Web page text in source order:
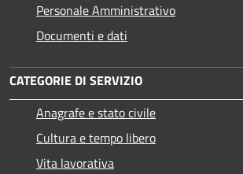
Personale Amministrativo
Documenti e dati
CATEGORIE DI SERVIZIO
Anagrafe e stato civile
Cultura e tempo libero
Vita lavorativa